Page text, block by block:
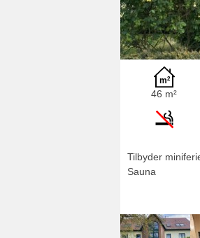
46 m²
Tilbyder
Sauna